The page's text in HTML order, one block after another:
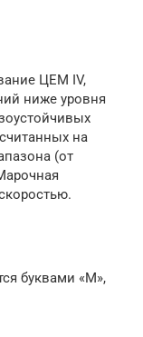
ЦЕМ IV,
ниже уровня
на
(от
буквами «М»,